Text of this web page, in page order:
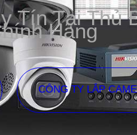
Tín Tại Thủ
Hãng
CÔNG TY LẮP